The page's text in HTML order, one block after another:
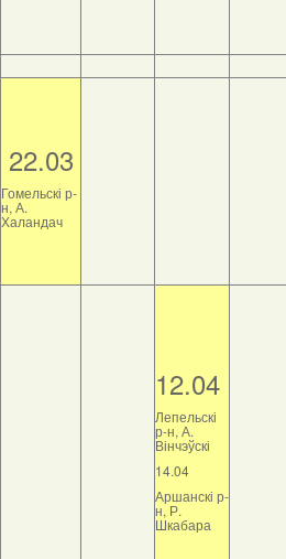
22.03
Гомельскі р-
н, А.
Халандач
12.04
Лепельскі
р-н, А.
Вінчэўскі
14.04
Аршанскі р-
н, Р.
Шкабара